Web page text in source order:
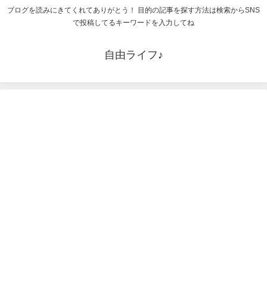
ブログを読みにきてくれてありがとう！ 目的の記事を探す方法は検索からSNS
で投稿してるキーワードを入力してね
自由ライフ♪